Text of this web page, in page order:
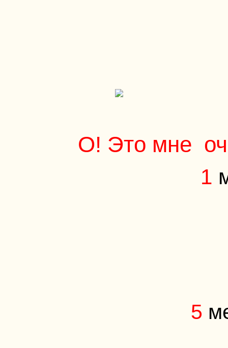
О! Это мне
1
5